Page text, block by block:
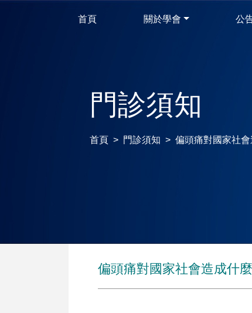
首頁 關於學會 公
門診須知
首頁 門診須知 偏頭痛對國家社
偏頭痛對國家社會造成什